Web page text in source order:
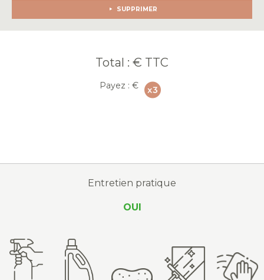
SUPPRIMER
Total : € TTC
Payez :€
Entretien pratique
OUI